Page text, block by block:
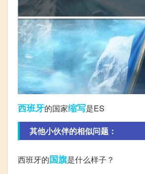
西班牙的国家缩写是ES
其他小伙伴的相似问题：
西班牙的国旗是什么样子？